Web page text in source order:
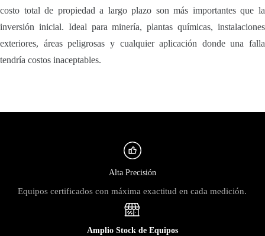
costo total de propiedad a largo plazo son más importantes que la
inversión inicial. Ideal para minería, plantas químicas, instalaciones
exteriores, áreas peligrosas y cualquier aplicación donde una falla
tendría costos inaceptables.
Alta Precisión
Equipos certificados con máxima exactitud en cada medición.
Amplio Stock de Equipos